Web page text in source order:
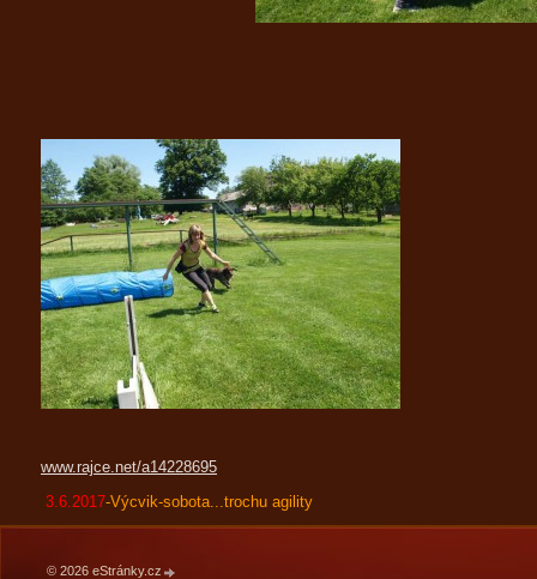
www.rajce.net/a14228695
3.6.2017-Výcvik-sobota...trochu agility
© 2026 eStránky.cz